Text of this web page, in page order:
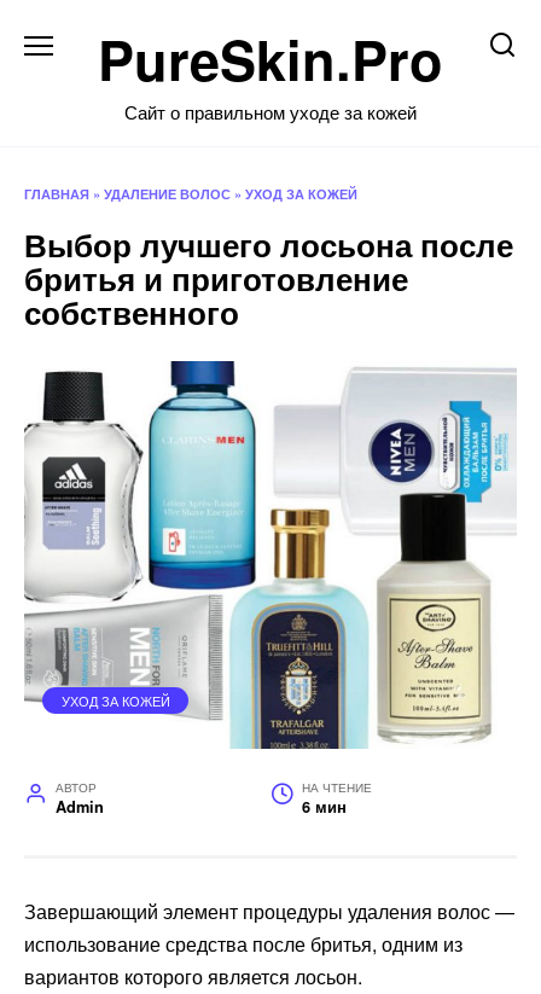
содержаниюPureSkin.Pro
Сайт о правильном уходе за кожей
ГЛАВНАЯ » УДАЛЕНИЕ ВОЛОС » УХОД ЗА КОЖЕЙ
Выбор лучшего лосьона после
бритья и приготовление
собственного
УХОД ЗА КОЖЕЙ
АВТОР
Admin
НА ЧТЕНИЕ
6 мин
Завершающий элемент процедуры удаления волос —
использование средства после бритья, одним из
вариантов которого является лосьон.